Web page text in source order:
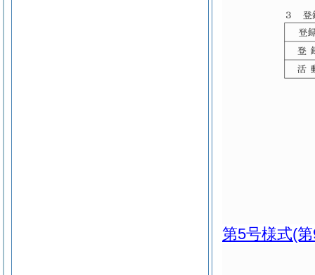
第5号様式(